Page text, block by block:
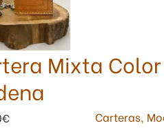
Mixta
Carteras,